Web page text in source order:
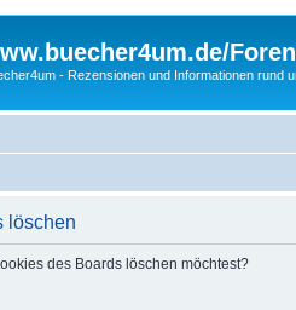
Foren
- Rezensionen und Informationen rund
löschen
des Boards löschen möchtest?